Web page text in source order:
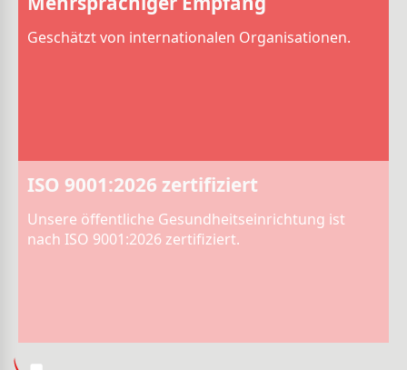
Geschätzt von internationalen Organisationen.
ISO 9001:2026 zertifiziert
Unsere öffentliche Gesundheitseinrichtung ist
nach ISO 9001:2026 zertifiziert.